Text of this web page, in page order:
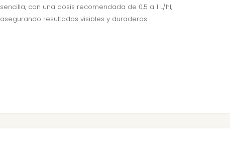
sencilla, con una dosis recomendada de 0,5 a 1 L/hl,
asegurando resultados visibles y duraderos.